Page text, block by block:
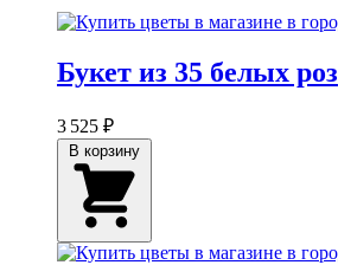
Букет из 35 белых роз
3 525 ₽